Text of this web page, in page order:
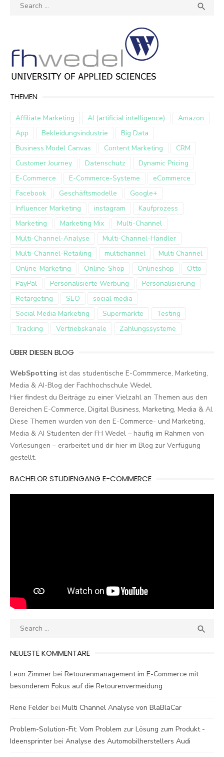

THEMEN
Affiliate Marketing AI (artificial intelligence)
Amazon
App
Bekleidungsindustrie
Big Data
Business Model Canvas
Content Marketing
CRM
Customer Journey
Datenschutz
Dynamic Pricing
E-Commerce
E-Commerce-Systeme
eCommerce
Facebook
Geschäftsmodelle
Google+
Influencer Marketing
instagram
Kaufprozess
Marketing
Marketing Mix
Multi-Channel
Multi-Channel-Analyse
Multi-Channel-Händler
Multi-Channel-Retailing
multichannel
Multi Channel
Online-Marketing
Online-Shop Onlineshop
Otto
PayPal
Personalisierte Werbung
Personalisierung
Retargeting
SEO
social media
Social Media Marketing
Supermärkte
Testing
Tracking
Vertriebskanäle Zahlungssysteme
ÜBER DIESEN BLOG
WebSpotting ist das studentische E-Commmerce, Marketing,
Media & AI-Blog der Fachhochschule Wedel.
Hier findest du Beiträge zu einer Vielzahl an Themen aus den
Bereichen E-Commerce, Digital Business, Marketing, Media & AI.
Diese Themen wurden von den E-Commerce- und Marketing,
Media & AI Studenten der FH Wedel – häufig im Rahmen von
Vorlesungen – erarbeitet und dir hier im Blog zur Verfügung
gestellt.
BACHELOR STUDIENGANG E-COMMERCE
Search

NEUESTE KOMMENTARE
Leon Zimmer bei Retourenmanagement im E-Commerce mit
besonderem Fokus auf die Retourenvermeidung
Rene Felder bei Multi Channel Analyse von BlaBlaCar
Problem-Solution-Fit: Vom Problem zur Lösung zum Produkt -
Ideensprinter bei Analyse des Automobilherstellers Audi